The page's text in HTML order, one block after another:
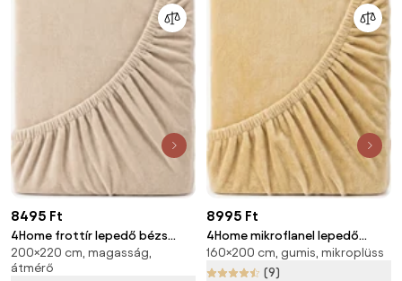
8495 Ft
4Home frottír lepedő bézs
színű, 200 x 220 cm
200×220 cm, magasság,
átmérő
8995 Ft
4Home mikroflanel lepedő
bézs, 160 x 200 cm
160×200 cm, gumis, mikroplüss
(9)